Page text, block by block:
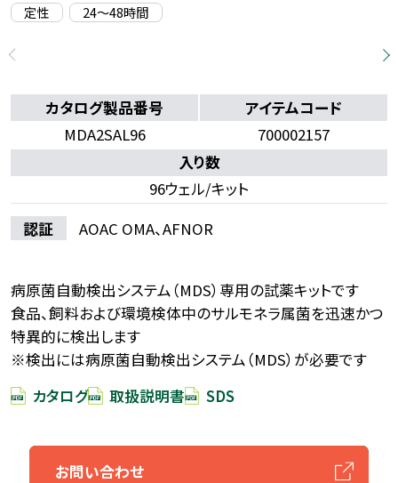
定性
24〜48時間
カタログ製品番号
MDA2SAL96
アイテムコード
700002157
入り数
96ウェル/キット
認証
AOAC OMA、AFNOR
病原菌自動検出システム（MDS）専用の試薬キットです
食品、飼料および環境検体中のサルモネラ属菌を迅速かつ
特異的に検出します
※検出には病原菌自動検出システム（MDS）が必要です
カタログ
取扱説明書 SDS
お問い合わせ